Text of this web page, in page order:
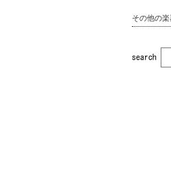
その他の